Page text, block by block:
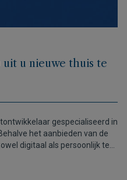
uit u nieuwe thuis te
gespecialiseerd in
het aanbieden van de
digitaal als persoonlijk te